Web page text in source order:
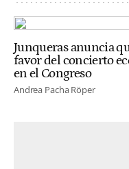
Junqueras anuncia
favor del concierto
en el Congreso
Andrea Pacha Röper